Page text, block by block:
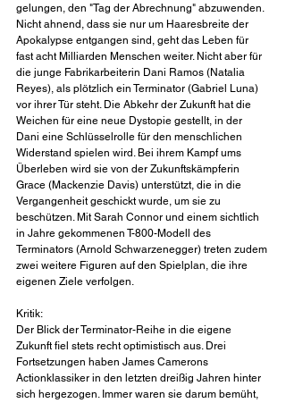
gelungen, den "Tag der Abrechnung" abzuwenden.
Nicht ahnend, dass sie nur um Haaresbreite der
Apokalypse entgangen sind, geht das Leben für
fast acht Milliarden Menschen weiter. Nicht aber für
die junge Fabrikarbeiterin Dani Ramos (Natalia
Reyes), als plötzlich ein Terminator (Gabriel Luna)
vor ihrer Tür steht. Die Abkehr der Zukunft hat die
Weichen für eine neue Dystopie gestellt, in der
Dani eine Schlüsselrolle für den menschlichen
Widerstand spielen wird. Bei ihrem Kampf ums
Überleben wird sie von der Zukunftskämpferin
Grace (Mackenzie Davis) unterstützt, die in die
Vergangenheit geschickt wurde, um sie zu
beschützen. Mit Sarah Connor und einem sichtlich
in Jahre gekommenen T-800-Modell des
Terminators (Arnold Schwarzenegger) treten zudem
zwei weitere Figuren auf den Spielplan, die ihre
eigenen Ziele verfolgen.
Kritik:
Der Blick der Terminator-Reihe in die eigene
Zukunft fiel stets recht optimistisch aus. Drei
Fortsetzungen haben James Camerons
Actionklassiker in den letzten dreißig Jahren hinter
sich hergezogen. Immer waren sie darum bemüht,